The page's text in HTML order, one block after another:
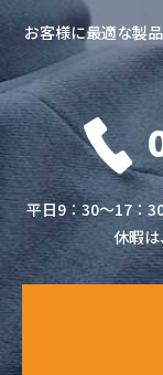
お客様に最適な製
平日9：30～17：
休暇